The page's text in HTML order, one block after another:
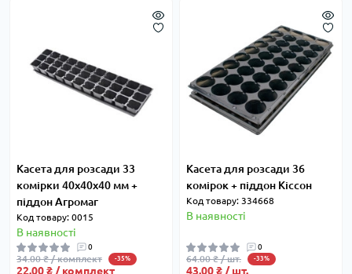
Касета для розсади 33
комірки 40x40x40 мм +
піддон Агромаг
Код товару: 0015
В наявності
0
34.00 ₴ / комплект -35%
22.00 ₴ / комплект
Касета для розсади 36
комірок + піддон Кіссон
Код товару: 334668
В наявності
0
64.00 ₴ / шт. -33%
43.00 ₴ / шт.